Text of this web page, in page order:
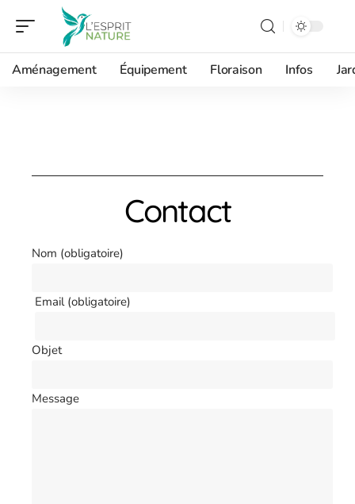
Aménagement Équipement Floraison Infos
Contact
Nom (obligatoire)
Email (obligatoire)
Objet
Message